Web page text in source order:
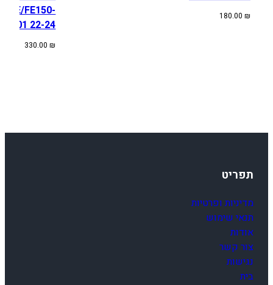
180.00 ₪
TE/FE150-
501 22-24
330.00₪
תפריט
מדיניות ופרטיות
תנאי שימוש
אודות
צור קשר
נגישות
בית